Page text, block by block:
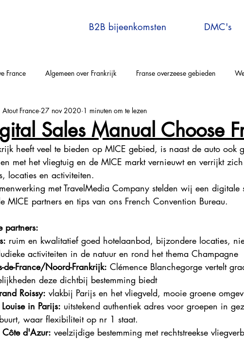
B2B bijeenkomsten DMC's
France Algemeen over Frankrijk Franse overzeese gebieden
Comté Nouvelle-Aquitaine Auvergne-Rhône-Alpes
Normandie Parijs en omgeving Bretagne Grand-Est Centre
d'Azur Wintersport Explore France Virtual Travel to France
Sales Manual Choose
Atout France 27 nov 2020 1 minuten om te lezen
heeft veel te bieden op MICE gebied, is naast de auto ook
met het vliegtuig en de MICE markt vernieuwt en verrijkt
locaties en activiteiten.
met TravelMedia Company stelden wij een digitale
MICE partners en tips van ons French Convention Bureau.
partners:
ruim en kwalitatief goed hotelaanbod, bijzondere locaties,
activiteiten in de natuur en rond het thema Champagne
de-France/Noord-Frankrijk: Clémence Blanchegorge vertelt
deze dichtbij bestemming biedt
Roissy: vlakbij Parijs en het vliegveld, mooie groene
in Parijs: uitstekend authentiek adres voor groepen in
waar flexibiliteit op nr 1 staat.
d'Azur: veelzijdige bestemming met rechtstreekse